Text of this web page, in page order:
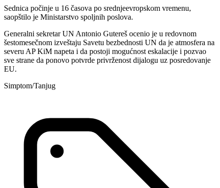
Sednica počinje u 16 časova po srednjeevropskom vremenu,
saopštilo je Ministarstvo spoljnih poslova.
Generalni sekretar UN Antonio Gutereš ocenio je u redovnom
šestomesečnom izveštaju Savetu bezbednosti UN da je atmosfera na
severu AP KiM napeta i da postoji mogućnost eskalacije i pozvao
sve strane da ponovo potvrde privrženost dijalogu uz posredovanje
EU.
Simptom/Tanjug